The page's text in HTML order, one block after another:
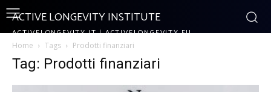
ACTIVE LONGEVITY INSTITUTE
ACTIVELONGEVITY.IT | ACTIVELONGEVITY.EU
Home Tags Prodotti finanziari
Tag: Prodotti finanziari